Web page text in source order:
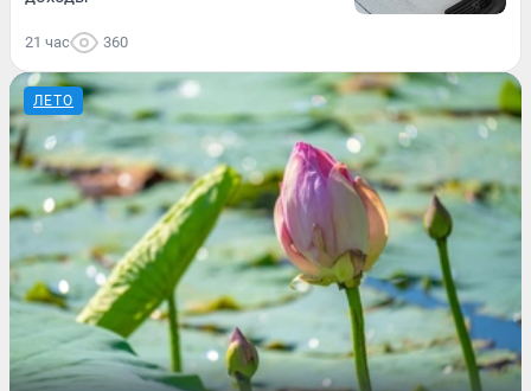
21 час 360
ЛЕТО